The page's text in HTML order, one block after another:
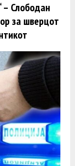
– Слободан
за шверцот